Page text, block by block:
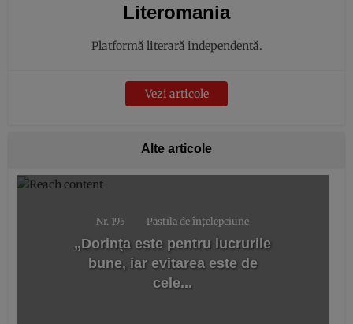
Literomania
Platformă literară independentă.
Vezi articole
Alte articole
Nr. 195 Pastila de înțelepciune
„Dorinţa este pentru lucrurile
bune, iar evitarea este de
cele...